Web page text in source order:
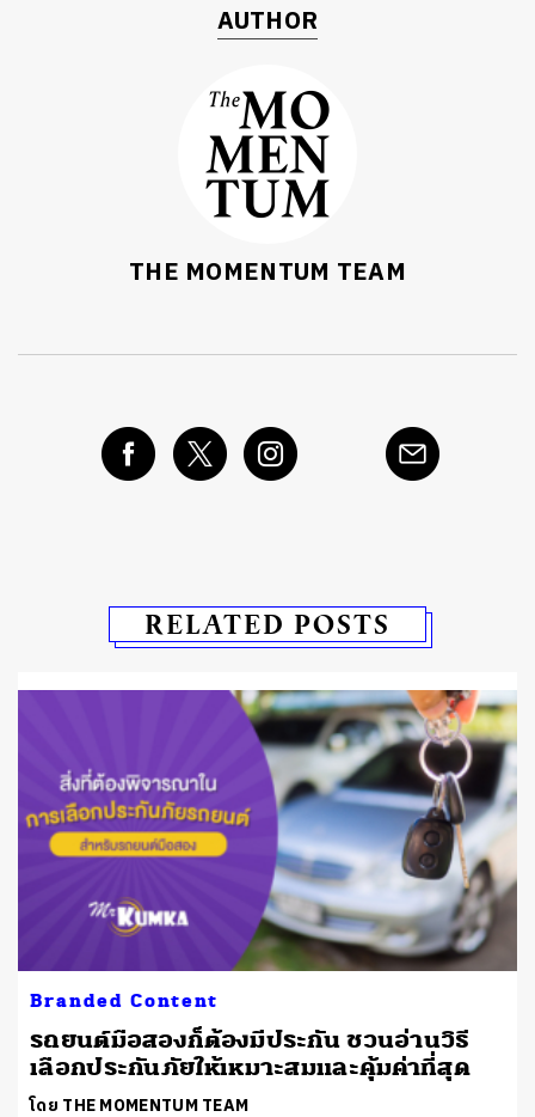
AUTHOR
THE MOMENTUM TEAM
RELATED POSTS
Branded Content
รถยนต์มือสองก็ต้องมีประกัน ชวนอ่านวิธี
เลือกประกันภัยให้เหมาะสมและคุ้มค่าที่สุด
โดย THE MOMENTUM TEAM